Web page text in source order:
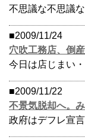
不思議な不思議
■2009/11/24
穴吹工務店、倒
今日は店じまい
■2009/11/22
不景気脱却へ。
政府はデフレ宣